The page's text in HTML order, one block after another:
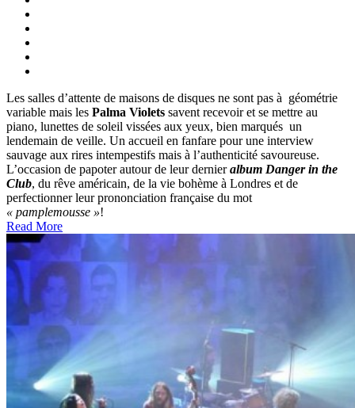
Les salles d’attente de maisons de disques ne sont pas à géométrie
variable mais les Palma Violets savent recevoir et se mettre au
piano, lunettes de soleil vissées aux yeux, bien marqués un
lendemain de veille. Un accueil en fanfare pour une interview
sauvage aux rires intempestifs mais à l’authenticité savoureuse.
L’occasion de papoter autour de leur dernieralbum Danger in the
Club, du rêve américain, de la vie bohème à Londres et de
perfectionner leur prononciation française du mot
« pamplemousse »!
Read More